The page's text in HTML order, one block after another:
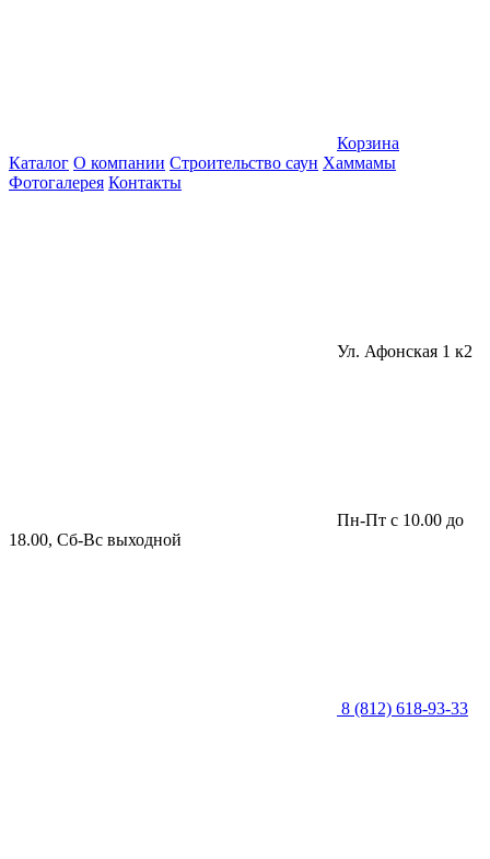
Корзина
Каталог О компании Строительство саун Хаммамы
Фотогалерея Контакты
Ул. Афонская 1 к2
Пн-Пт с 10.00 до
18.00, Сб-Вс выходной
8 (812) 618-93-33